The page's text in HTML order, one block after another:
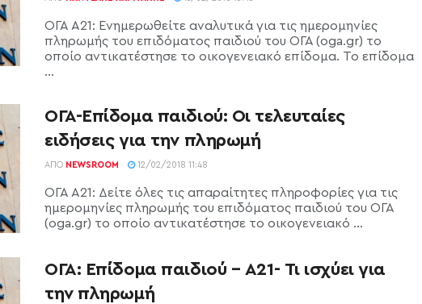
ΟΓΑ Α21: Ενημερωθείτε αναλυτικά για τις ημερομηνίες
πληρωμής του επιδόματος παιδιού του ΟΓΑ (oga.gr) το
οποίο αντικατέστησε το οικογενειακό επίδομα. Το επίδομα
...
ΟΓΑ-Επίδομα παιδιού: Οι τελευταίες
ειδήσεις για την πληρωμή
ΑΠΌ NEWSROOM 12/02/2018 11:48
ΟΓΑ Α21: Δείτε όλες τις απαραίτητες πληροφορίες για τις
ημερομηνίες πληρωμής του επιδόματος παιδιού του ΟΓΑ
(oga.gr) το οποίο αντικατέστησε το οικογενειακό ...
ΟΓΑ: Επίδομα παιδιού – Α21- Τι ισχύει για
την πληρωμή